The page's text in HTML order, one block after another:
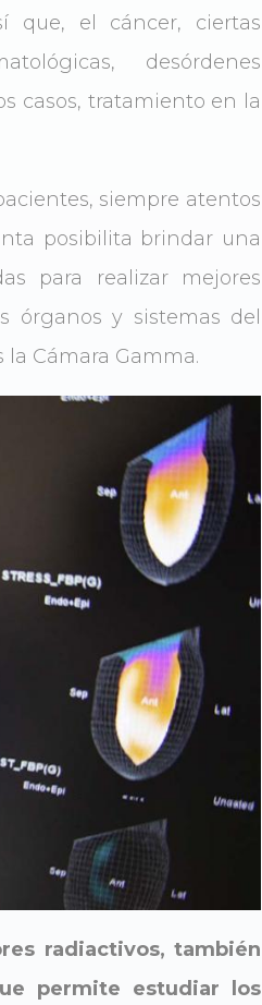
que, el cáncer, ciertas
desórdenes
casos, tratamiento en la
siempre atentos
posibilita brindar una
para realizar mejores
órganos y sistemas del
Cámara Gamma.
radiactivos, también
permite estudiar los